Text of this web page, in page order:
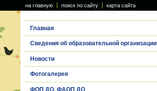
на главную поиск по сайту карта сайта
Главная
Сведения об образовательной организации
Новости
Фотогалерея
ФОП ДО, ФАОП ДО